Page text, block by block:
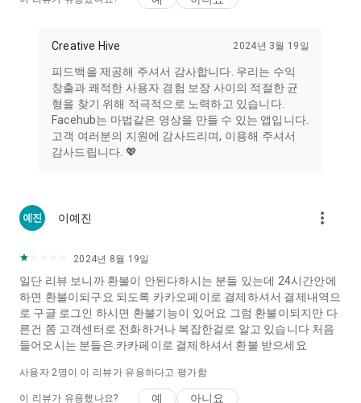
를 수집하거나 저장하지 않습니다. 모든 편집은 사용자의 기기 내
영화 같은AI 사진을 영상으로영상, 재미있는 애니메이션, 감각
적인 인물 사진을 손쉽게 만들어보세요. 마법사, K-팝 아이돌, 영
화 캐릭터로 변신해보세요. 셀카 한 장이면AI 스튜디오
완성합니다.
좋아하는 템플릿이 있나요? 댓글이나 이메일로 여러분의 아이디
문의하기
여러분의 피드백은 앱을 더 나은 방향으로 발전시키는 큰 힘이 됩
Creative Hive 2024년 3월 19일
피드백을 제공해 주셔서 감사합니다. 우리는 수익
창출과 쾌적한 사용자 경험 보장 사이의 적절한 균
형을 찾기 위해 적극적으로 노력하고 있습니다.
Facehub는 마법같은 영상을 만들 수 있는 앱입니다.
고객 여러분의 지원에 감사드리며, 이용해 주셔서
감사드립니다. 💖
이예진 more_vert
2024년 8월 19일
일단 리뷰 보니까 환불이 안된다하시는 분들 있는데 24시간안에
하면 환불이되구요 되도록 카카오페이로 결제하셔서 결제내역으
로 구글 로그인 하시면 환불기능이 있어요 그럼 환불이되지만 다
른건 쫌 고객센터로 전화하거나 복잡한걸로 알고 있습니다 처음
들어오시는 분들은.카카페이로 결제하셔서 환불 받으세요
사용자 2명이 이 리뷰가 유용하다고 평가함
이 리뷰가 유용했나요? 예 아니요